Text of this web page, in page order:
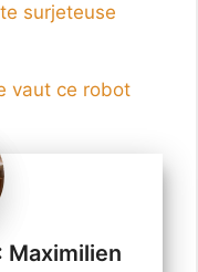
surjeteuse
vaut ce robot
Maximilien